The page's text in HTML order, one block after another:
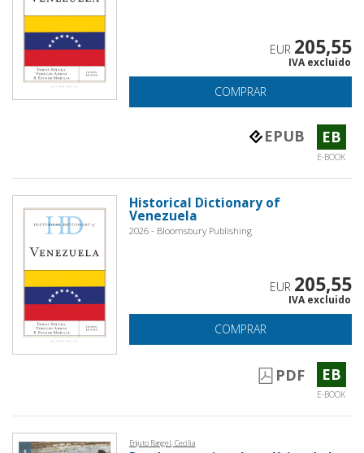
EUR 205,55
IVA excluido
COMPRAR
EPUB EB
E-BOOK
Historical Dictionary of
Venezuela
2026 - Bloomsbury Publishing
EUR 205,55
IVA excluido
COMPRAR
PDF EB
E-BOOK
Enjuto Rangel, Cecilia